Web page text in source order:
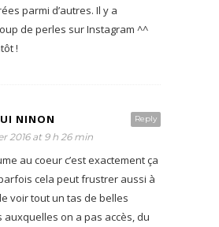
parmi d’autres. Il y a
de perles sur Instagram ^^
!
Reply
NINON
2016 at 9 h 26 min
au coeur c’est exactement ça
cela peut frustrer aussi à
voir tout un tas de belles
auxquelles on a pas accès, du